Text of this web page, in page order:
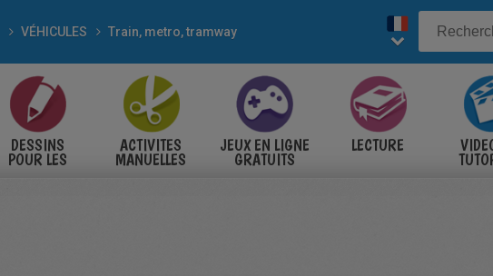
VÉHICULES Train, metro, tramway
DESSINS
POUR LES
ACTIVITES
MANUELLES
JEUX EN LIGNE
GRATUITS
LECTURE